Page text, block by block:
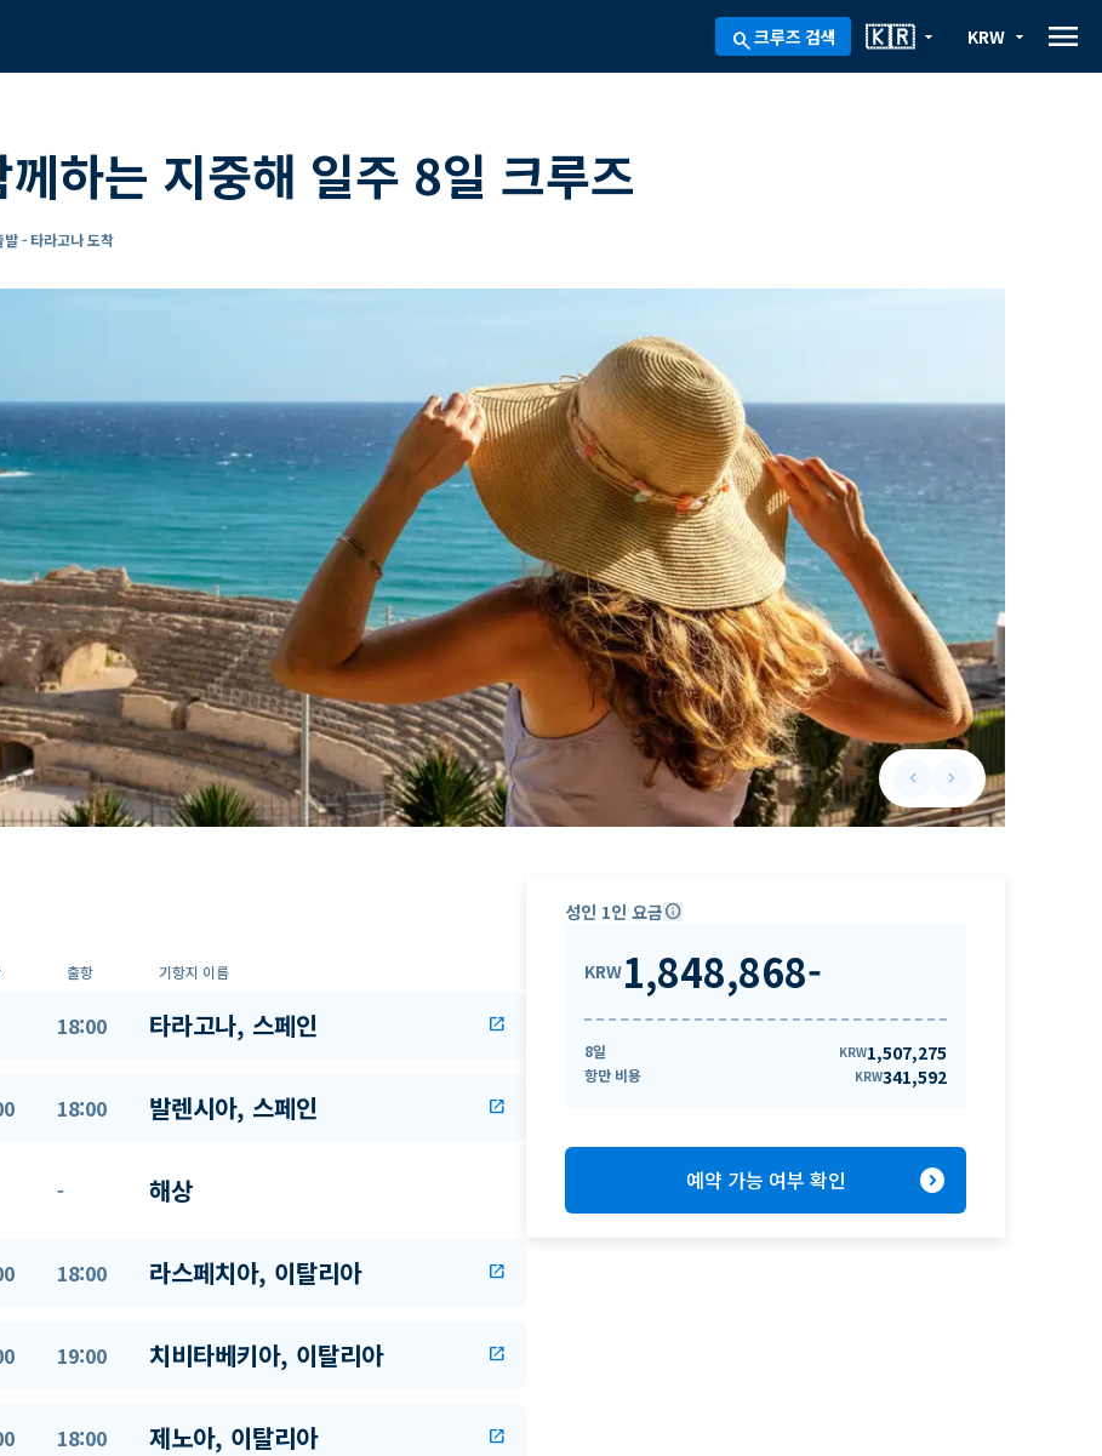
search크루즈 검색 arrow_drop_down
🇰🇷 arrow_drop_down
KRW menu
하는 지중해 일주 8일 크루즈
발 - 타라고나 도착
keyboard_arrow_leftPrevious slide
keyboard_arrow_rightNext slide
출항 기항지 이름
18:00 타라고나, 스페인 open_in_new
18:00 발렌시아, 스페인 open_in_new
- 해상
18:00 라스페치아, 이탈리아 open_in_new
19:00 치비타베키아, 이탈리아 open_in_new
18:00 제노아, 이탈리아 open_in_new
성인 1인 요금info
KRW1,848,868-
8일 KRW1,507,275
항만 비용 KRW341,592
예약 가능 여부 확인 expand_circle_right